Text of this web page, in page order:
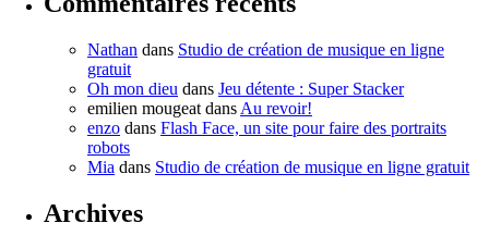
Nathan dans Studio de création de musique en ligne
gratuit
Oh mon dieu dans Jeu détente : Super Stacker
emilien mougeat dans Au revoir!
enzo dans Flash Face, un site pour faire des portraits
robots
Mia dans Studio de création de musique en ligne gratuit
Archives